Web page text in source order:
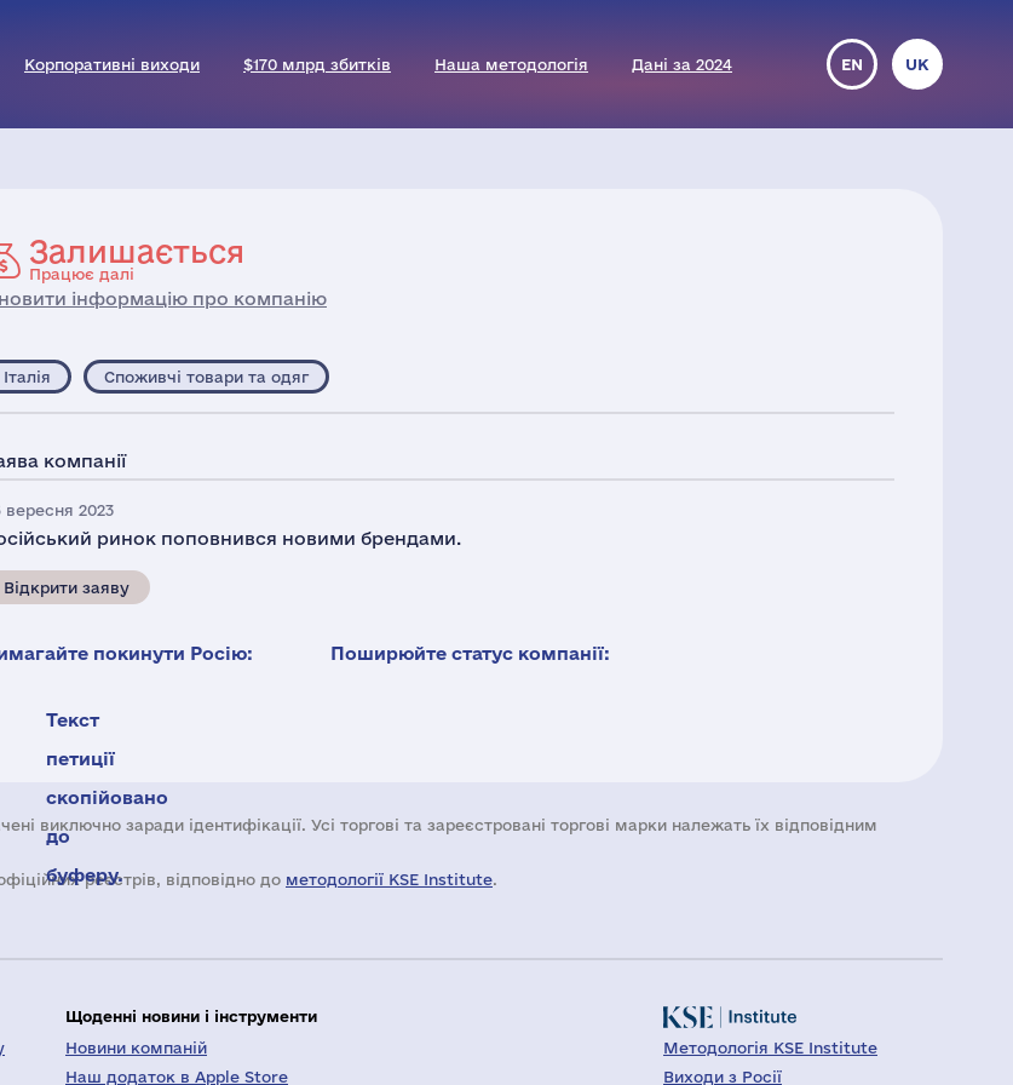
Корпоративні виходи $170 млрд збитків Наша методологія Дані за 2024 EN UK
Залишається
Працює далі
інформацію про компанію
Італія Споживчі товари та одяг
компанії
вересня 2023
ринок поповнився новими брендами.
Відкрити заяву
покинути Росію:
Текст
петиції
скопійовано
до
буферу.
Поширюйте статус компанії:
виключно заради ідентифікації. Усі торгові та зареєстровані торгові марки належать їх відповідним
реєстрів, відповідно до методології KSE Institute.
Щоденні новини і інструменти
Новини компаній
Наш додаток в Apple Store
Методологія KSE Institute
Виходи з Росії